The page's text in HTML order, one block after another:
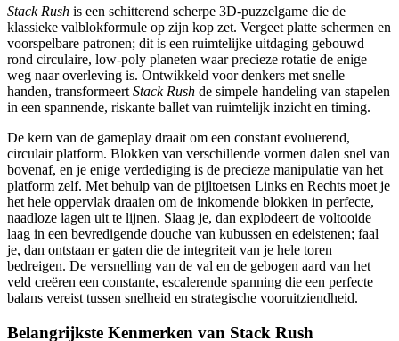
Stack Rush is een schitterend scherpe 3D-puzzelgame die de
klassieke valblokformule op zijn kop zet. Vergeet platte schermen en
voorspelbare patronen; dit is een ruimtelijke uitdaging gebouwd
rond circulaire, low-poly planeten waar precieze rotatie de enige
weg naar overleving is. Ontwikkeld voor denkers met snelle
handen, transformeert Stack Rush de simpele handeling van stapelen
in een spannende, riskante ballet van ruimtelijk inzicht en timing.
De kern van de gameplay draait om een constant evoluerend,
circulair platform. Blokken van verschillende vormen dalen snel van
bovenaf, en je enige verdediging is de precieze manipulatie van het
platform zelf. Met behulp van de pijltoetsen Links en Rechts moet je
het hele oppervlak draaien om de inkomende blokken in perfecte,
naadloze lagen uit te lijnen. Slaag je, dan explodeert de voltooide
laag in een bevredigende douche van kubussen en edelstenen; faal
je, dan ontstaan er gaten die de integriteit van je hele toren
bedreigen. De versnelling van de val en de gebogen aard van het
veld creëren een constante, escalerende spanning die een perfecte
balans vereist tussen snelheid en strategische vooruitziendheid.
Belangrijkste Kenmerken van Stack Rush